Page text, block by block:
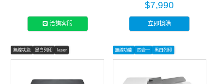
洽詢客服
$7,990
立即搶購
無線功能 黑白列印 laser 無線功能 四合一 黑白列印